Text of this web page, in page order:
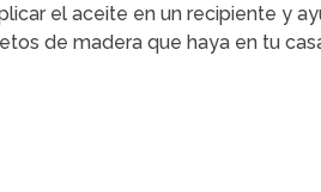
el aceite en un recipiente y
de madera que haya en tu